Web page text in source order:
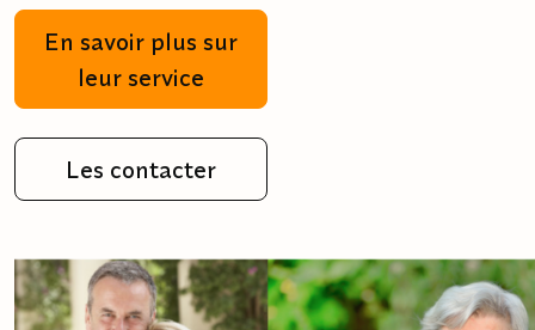
En savoir plus sur
leur service
Les contacter